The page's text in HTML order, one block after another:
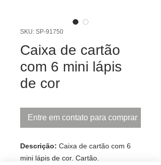
SKU: SP-91750
Caixa de cartão
com 6 mini lápis
de cor
Entre em contato para comprar
Descrição: Caixa de cartão com 6
mini lápis de cor. Cartão.